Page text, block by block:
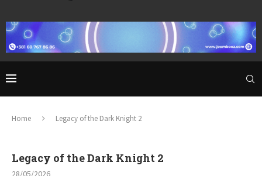
Home Legacy of the Dark Knight 2
Legacy of the Dark Knight 2
28/05/2026